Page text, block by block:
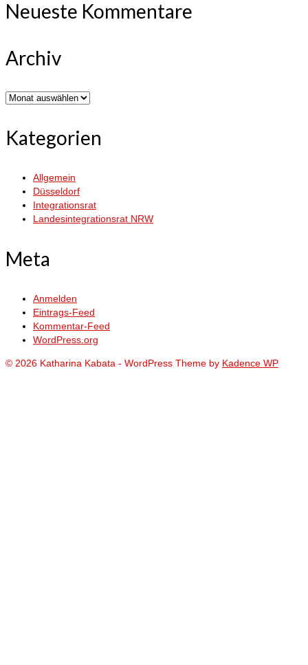
Neueste Kommentare
Archiv
Archiv
Kategorien
Allgemein
Düsseldorf
Integrationsrat
Landesintegrationsrat NRW
Meta
Anmelden
Eintrags-Feed
Kommentar-Feed
WordPress.org
© 2026 Katharina Kabata - WordPress Theme by Kadence WP